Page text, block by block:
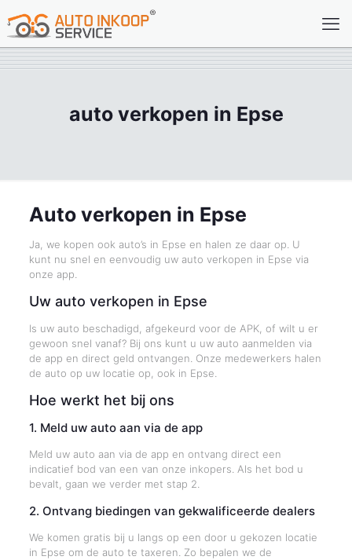
auto verkopen in Epse
Auto verkopen in Epse
Ja, we kopen ook auto’s in Epse en halen ze daar op. U
kunt nu snel en eenvoudig uw auto verkopen in Epse via
onze app.
Uw auto verkopen in Epse
Is uw auto beschadigd, afgekeurd voor de APK, of wilt u er
gewoon snel vanaf? Bij ons kunt u uw auto aanmelden via
de app en direct geld ontvangen. Onze medewerkers halen
de auto op uw locatie op, ook in Epse.
Hoe werkt het bij ons
1. Meld uw auto aan via de app
Meld uw auto aan via de app en ontvang direct een
indicatief bod van een van onze inkopers. Als het bod u
bevalt, gaan we verder met stap 2.
2. Ontvang biedingen van gekwalificeerde dealers
We komen gratis bij u langs op een door u gekozen locatie
in Epse om de auto te taxeren. Zo bepalen we de